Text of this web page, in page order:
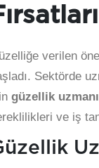
verilen
Sektörde
güzellik
ve iş